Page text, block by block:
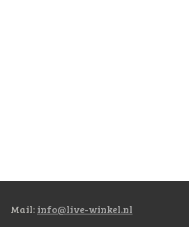
Mail: info@live-winkel.nl